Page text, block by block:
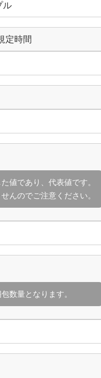
ル
定時間
値であり、代表値です。
んのでご注意ください。
数量となります。